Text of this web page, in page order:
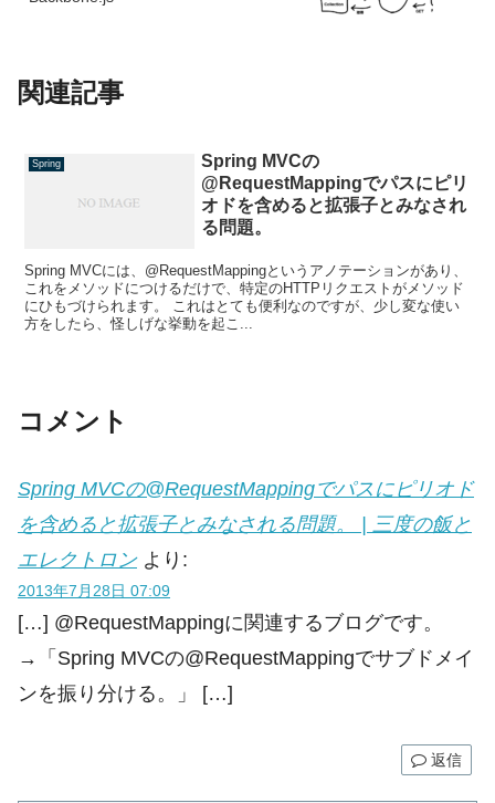
関連記事
Spring
Spring MVCの
@RequestMappingでパスにピリ
オドを含めると拡張子とみなされ
る問題。
Spring MVCには、@RequestMappingというアノテーションがあり、
これをメソッドにつけるだけで、特定のHTTPリクエストがメソッド
にひもづけられます。 これはとても便利なのですが、少し変な使い
方をしたら、怪しげな挙動を起こ...
コメント
Spring MVCの@RequestMappingでパスにピリオド
を含めると拡張子とみなされる問題。 | 三度の飯と
エレクトロン より:
2013年7月28日 07:09
[…] @RequestMappingに関連するブログです。
→「Spring MVCの@RequestMappingでサブドメイ
ンを振り分ける。」 […]
返信